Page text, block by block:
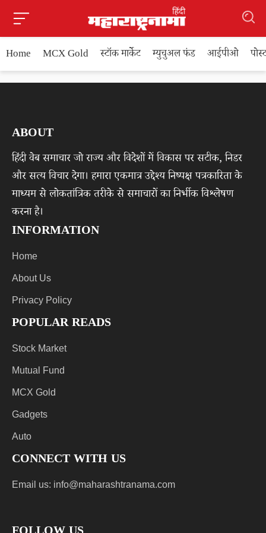
Home MCX Gold स्टॉक मार्केट म्युचुअल फंड आईपीओ
ABOUT
हिंदी वेब समाचार जो राज्य और विदेशों में विकास पर सटीक, निडर
और सत्य विचार देगा। हमारा एकमात्र उद्देश्य निष्पक्ष पत्रकारिता के
माध्यम से लोकतांत्रिक तरीके से समाचारों का निर्भीक विश्लेषण
करना है।
INFORMATION
Home
About Us
Privacy Policy
POPULAR READS
Stock Market
Mutual Fund
MCX Gold
Gadgets
Auto
CONNECT WITH US
Email us: info@maharashtranama.com